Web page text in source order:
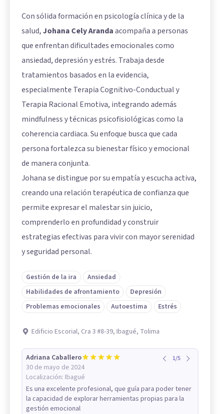
Con sólida formación en psicología clínica y de la
salud, Johana Cely Arandaacompaña a personas
que enfrentan dificultades emocionales como
ansiedad, depresión y estrés. Trabaja desde
tratamientos basados en la evidencia,
especialmente Terapia Cognitivo-Conductual y
Terapia Racional Emotiva, integrando además
mindfulness y técnicas psicofisiológicas como la
coherencia cardiaca. Su enfoque busca que cada
persona fortalezca su bienestar físico y emocional
de manera conjunta.
Johana se distingue por su empatía y escucha activa,
creando una relación terapéutica de confianza que
permite expresar el malestar sin juicio,
comprenderlo en profundidad y construir
estrategias efectivas para vivir con mayor serenidad
y seguridad personal.
Gestión de la ira
Ansiedad
Habilidades de afrontamiento
Depresión
Problemas emocionales
Autoestima Estrés
Edificio Escorial, Cra 3 #8-39, Ibagué, Tolima
Adriana Caballero
30 de mayo de 2024
Localización: Ibagué
1/5
Es una excelente profesional, que guía para poder tener
la capacidad de explorar herramientas propias para la
gestión emocional